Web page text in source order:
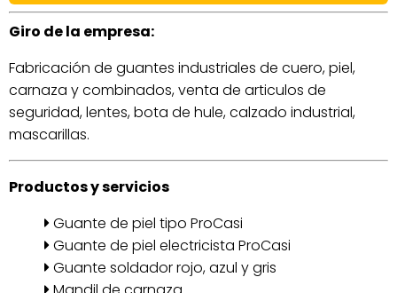
Giro de la empresa:
Fabricación de guantes industriales de cuero, piel,
carnaza y combinados, venta de articulos de
seguridad, lentes, bota de hule, calzado industrial,
mascarillas.
Productos y servicios
Guante de piel tipo ProCasi
Guante de piel electricista ProCasi
Guante soldador rojo, azul y gris